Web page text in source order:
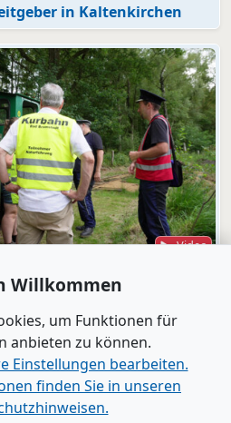
in Kaltenkirchen
Video
Bramstedt
Moorbahn aus dem
wecken"
anzeigen
Willkommen
um Funktionen für
anbieten zu können.
Einstellungen bearbeiten.
finden Sie in unseren